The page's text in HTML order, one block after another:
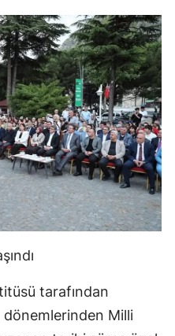
tarafından
Milli